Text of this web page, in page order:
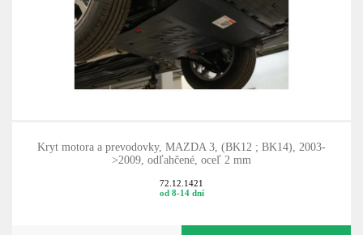
Kryt motora a prevodovky, MAZDA 3, (BK12 ; BK14), 2003-
>2009, odľahčené, oceľ 2 mm
72.12.1421
od 8-14 dní